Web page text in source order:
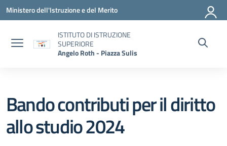
Vai ai contenuti
Vai al menu di navigazione
Vai al footer
Ministero dell'Istruzione e del Merito
ISTITUTO DI ISTRUZIONE
SUPERIORE
Angelo Roth - Piazza Sulis
Bando contributi per il diritto
allo studio 2024